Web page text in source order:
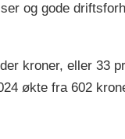
og gode
kroner, eller 33
økte fra 602